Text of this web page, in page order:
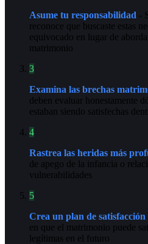
Asume tu responsabilidad -
reconoce que buscaste estas
equivocado en lugar de
matrimonio
3
Examina las brechas
deben evaluar honestamente
estaban siendo satisfechas
4
Rastrea las heridas más
de apego de la infancia o
vulnerabilidades
5
Crea un plan de satisfacción
en que el matrimonio puede
legítimas en el futuro